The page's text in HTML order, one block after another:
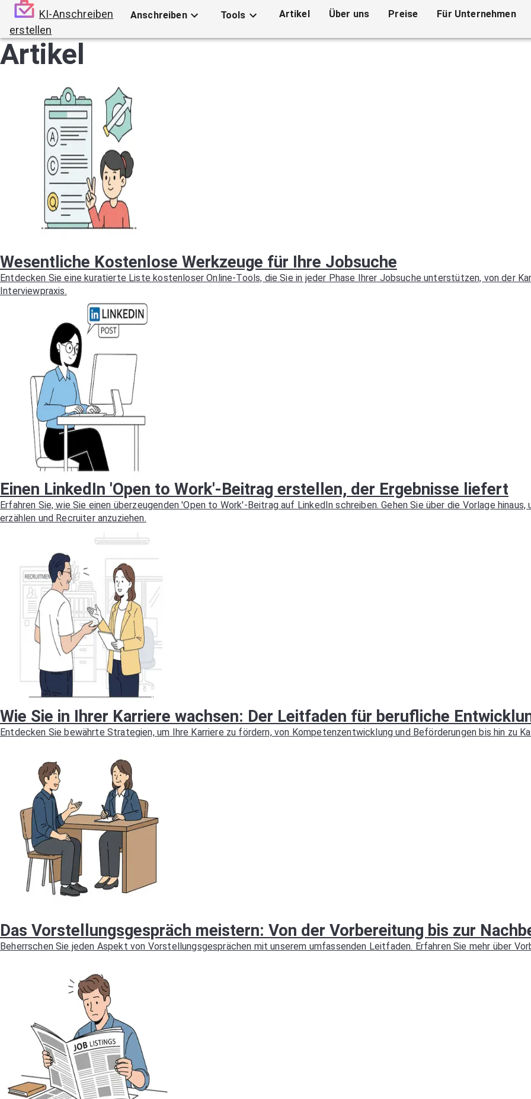
KI-Anschreiben
erstellen
Anschreiben Tools Artikel Über uns Preise Für Unternehmen
Artikel
Wesentliche Kostenlose Werkzeuge für Ihre Jobsuche
Entdecken Sie eine kuratierte Liste kostenloser Online-Tools, die Sie in jeder Phase Ihrer Jobsuche unterstützen, von der
Interviewpraxis.
Einen LinkedIn 'Open to Work'-Beitrag erstellen, der Ergebnisse liefert
Erfahren Sie, wie Sie einen überzeugenden 'Open to Work'-Beitrag auf LinkedIn schreiben. Gehen Sie über die Vorlage
erzählen und Recruiter anzuziehen.
Wie Sie in Ihrer Karriere wachsen: Der Leitfaden für berufliche
Entdecken Sie bewährte Strategien, um Ihre Karriere zu fördern, von Kompetenzentwicklung und Beförderungen bis hin zu
Das Vorstellungsgespräch meistern: Von der Vorbereitung bis zur
Beherrschen Sie jeden Aspekt von Vorstellungsgesprächen mit unserem umfassenden Leitfaden. Erfahren Sie mehr über